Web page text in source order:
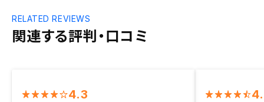
関連する評判・口コミ
RELATED REVIEWS
4.3